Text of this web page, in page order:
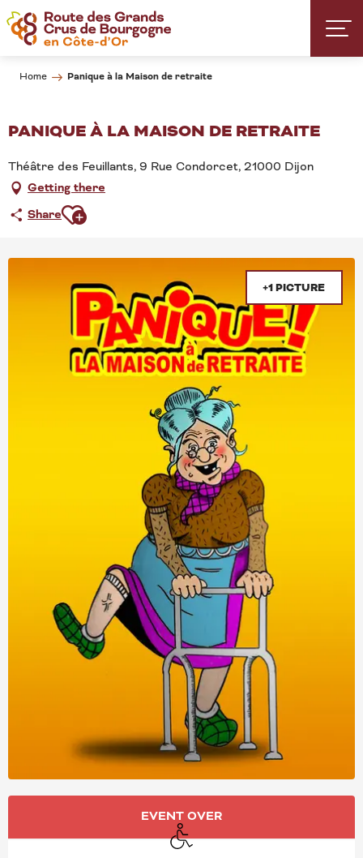
Aller
au
contenu
Home Panique à la Maison de retraite
PANIQUE À LA MAISON DE RETRAITE
Théâtre des Feuillants, 9 Rue Condorcet, 21000 Dijon
Getting there
ShareAjouter aux favoris
+1 PICTURE
OPENING HOURS &
EVENT OVER
Disabled access